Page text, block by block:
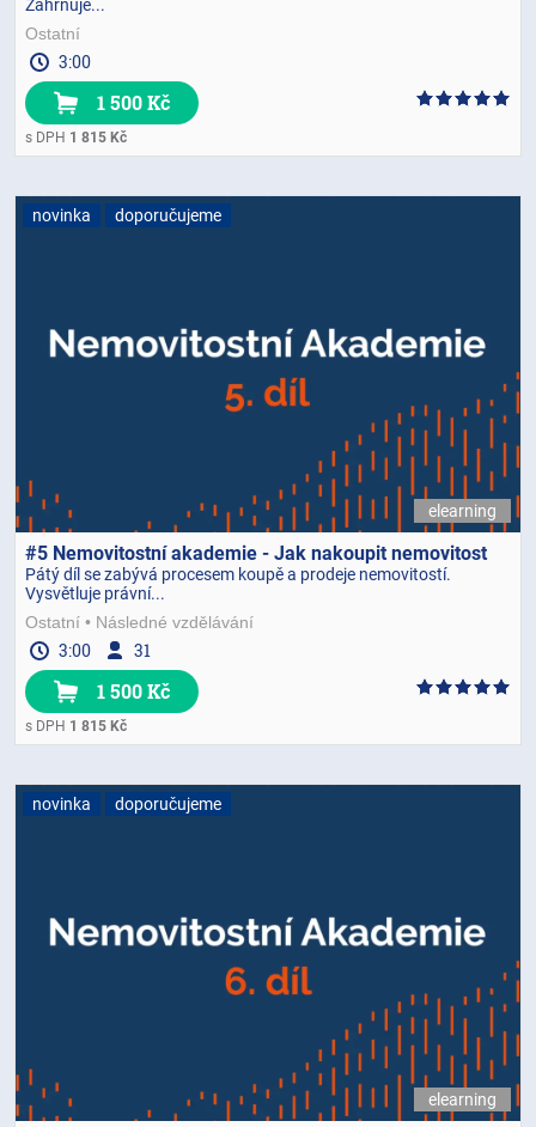
Zahrnuje...
Ostatní
3:00
1 500 Kč
s DPH 1 815 Kč
novinka doporučujeme
elearning
#5 Nemovitostní akademie - Jak nakoupit nemovitost
Pátý díl se zabývá procesem koupě a prodeje nemovitostí.
Vysvětluje právní...
Ostatní
Následné vzdělávání
3:00 31
1 500 Kč
s DPH 1 815 Kč
novinka doporučujeme
elearning